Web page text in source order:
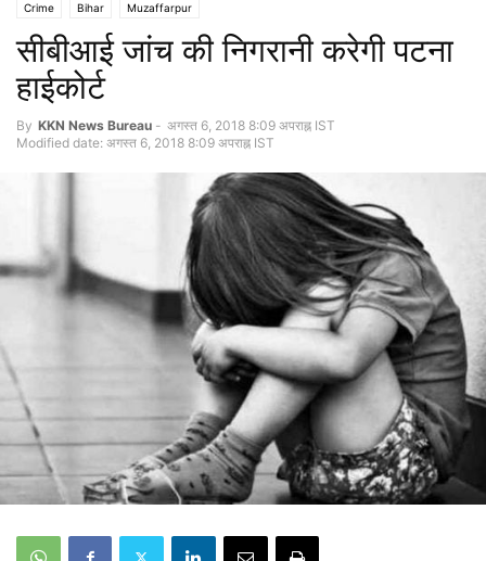
Crime Bihar Muzaffarpur
सीबीआई जांच की निगरानी करेगी पटना
हाईकोर्ट
By KKN News Bureau - अगस्त 6, 2018 8:09 अपराह्न IST
Modified date: अगस्त 6, 2018 8:09 अपराह्न IST